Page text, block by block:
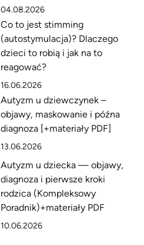
04.08.2026
Co to jest stimming
(autostymulacja)? Dlaczego
dzieci to robią i jak na to
reagować?
16.06.2026
Autyzm u dziewczynek –
objawy, maskowanie i późna
diagnoza [+materiały PDF]
13.06.2026
Autyzm u dziecka — objawy,
diagnoza i pierwsze kroki
rodzica (Kompleksowy
Poradnik)+materiały PDF
10.06.2026